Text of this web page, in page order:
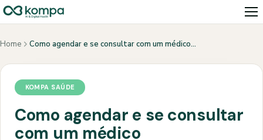
Home Como agendar e se consultar com um médico…
KOMPA SAÚDE
Como agendar e se consultar
com um médico